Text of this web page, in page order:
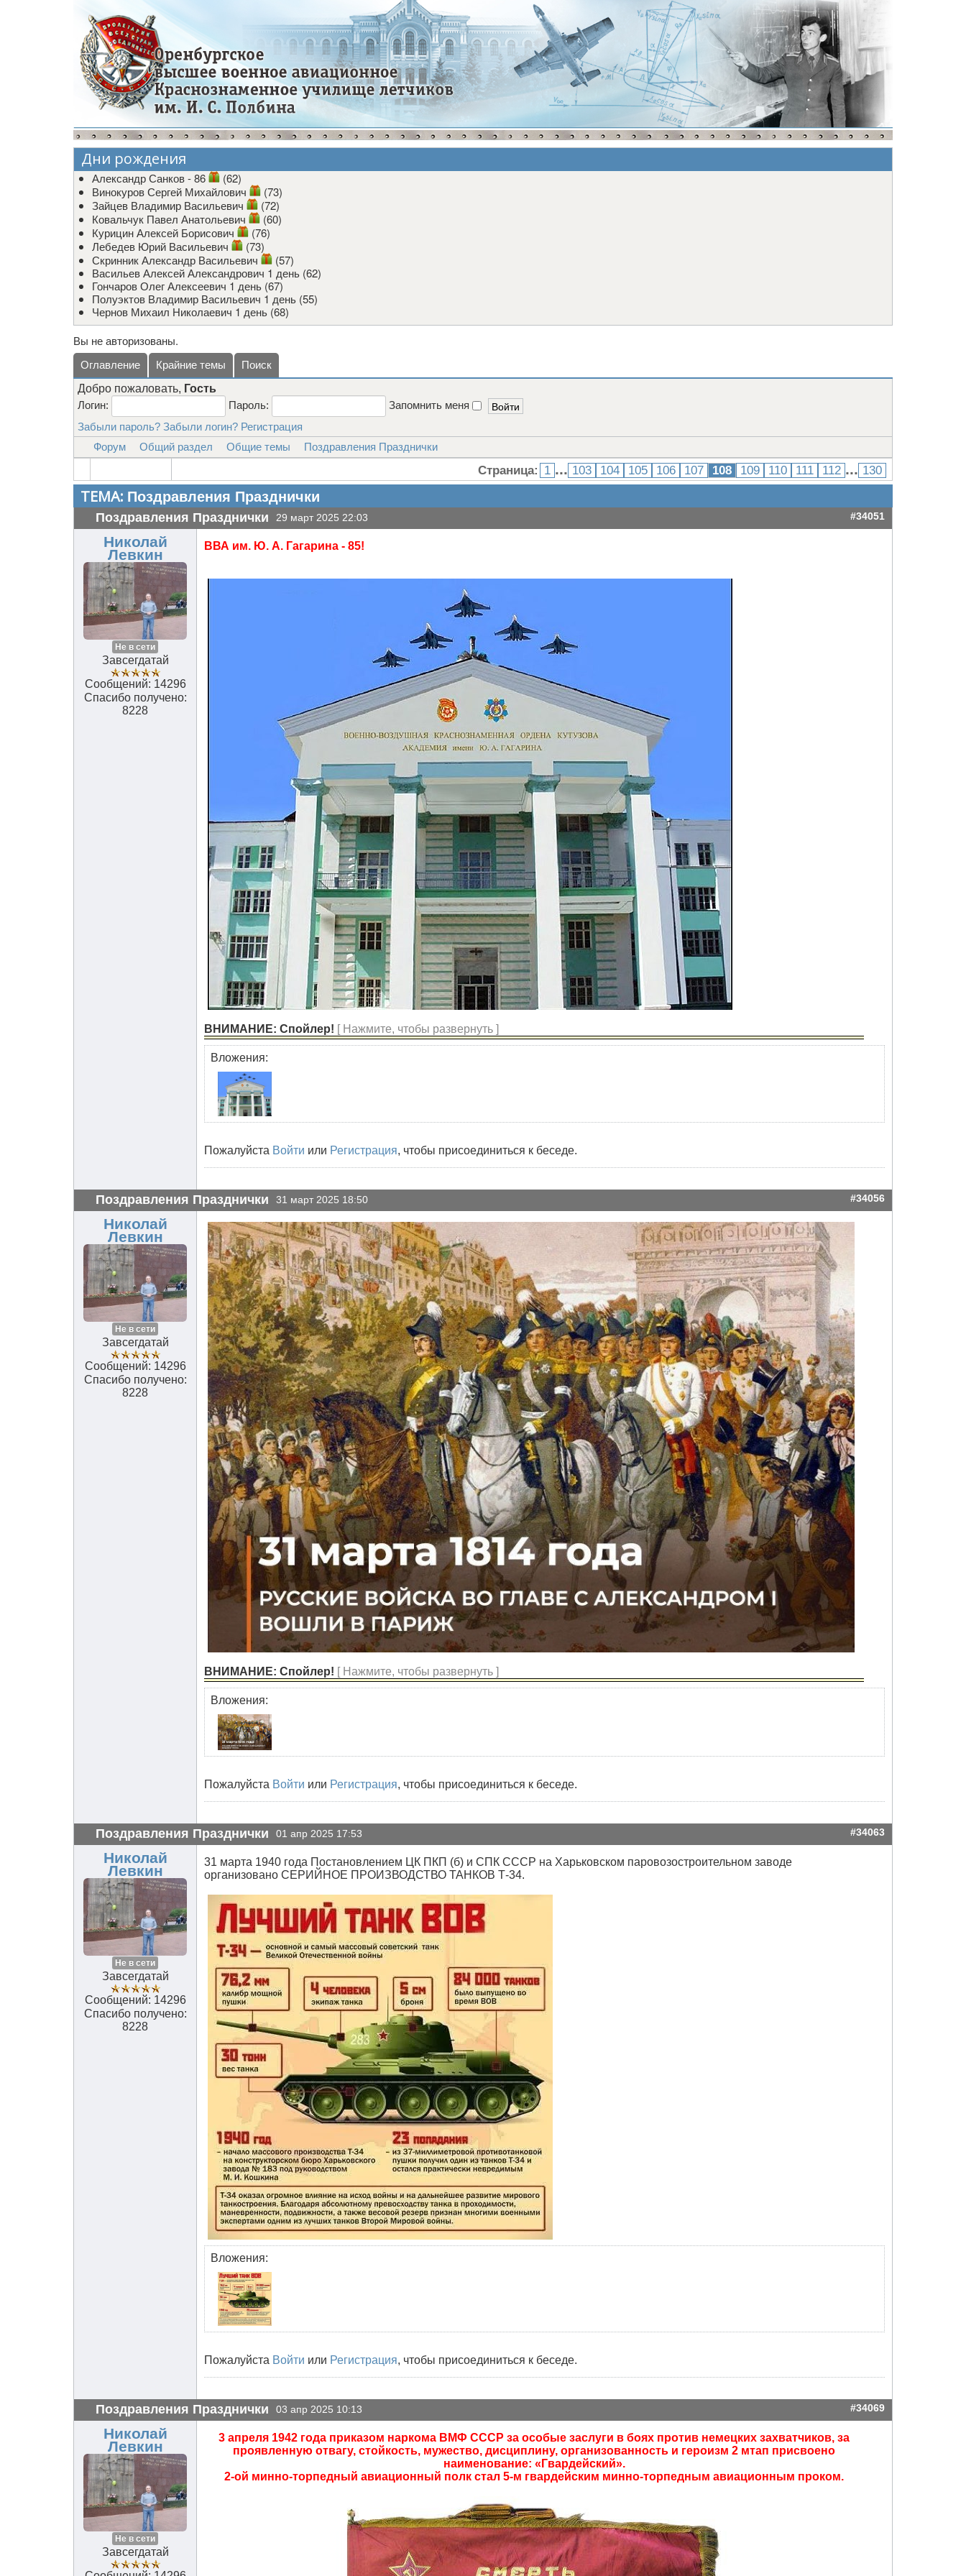
Дни рождения
Александр Санков - 86
(62)
Винокуров Сергей Михайлович
(73)
Зайцев Владимир Васильевич
(72)
Ковальчук Павел Анатольевич
(60)
Курицин Алексей Борисович
(76)
Лебедев Юрий Васильевич
(73)
Скринник Александр Васильевич
(57)
Васильев Алексей Александрович 1 день (62)
Гончаров Олег Алексеевич 1 день (67)
Полуэктов Владимир Васильевич 1 день (55)
Чернов Михаил Николаевич 1 день (68)
Вы не авторизованы.
Оглавление Крайние темы
Поиск
Добро пожаловать, Гость
Логин:
Пароль:
Запомнить меня
Забыли пароль? Забыли логин? Регистрация
Форум
Общий раздел Общие темы Поздравления Празднички
Страница: 1 ... 103 104 105 106 107 108 109 110 111 112 ... 130
ТЕМА: Поздравления Празднички
Поздравления Празднички 29 март 2025 22:03 #34051
Николай
Левкин
Не в сети
Завсегдатай
Сообщений: 14296
Спасибо получено:
8228
ВВА им. Ю. А. Гагарина - 85!
ВНИМАНИЕ: Спойлер! [ Нажмите, чтобы развернуть ]
Вложения:
Пожалуйста Войти или Регистрация, чтобы присоединиться к беседе.
Поздравления Празднички 31 март 2025 18:50 #34056
Николай
Левкин
Не в сети
Завсегдатай
Сообщений: 14296
Спасибо получено:
8228
ВНИМАНИЕ: Спойлер! [ Нажмите, чтобы развернуть ]
Вложения:
Пожалуйста Войти или Регистрация, чтобы присоединиться к беседе.
Поздравления Празднички 01 апр 2025 17:53 #34063
Николай
Левкин
Не в сети
Завсегдатай
Сообщений: 14296
Спасибо получено:
8228
31 марта 1940 года Постановлением ЦК ПКП (б) и СПК СССР на Харьковском паровозостроительном заводе
организовано СЕРИЙНОЕ ПРОИЗВОДСТВО ТАНКОВ Т-34.
Вложения:
Пожалуйста Войти или Регистрация, чтобы присоединиться к беседе.
Поздравления Празднички 03 апр 2025 10:13 #34069
Николай
Левкин
Не в сети
Завсегдатай
3 апреля 1942 года приказом наркома ВМФ СССР за особые заслуги в боях против немецких захватчиков, за
проявленную отвагу, стойкость, мужество, дисциплину, организованность и героизм 2 мтап присвоено
наименование: «Гвардейский».
2-ой минно-торпедный авиационный полк стал 5-м гвардейским минно-торпедным авиационным проком.